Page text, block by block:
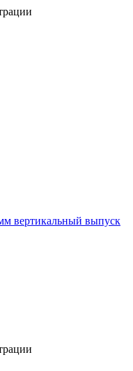
вертикальный выпуск